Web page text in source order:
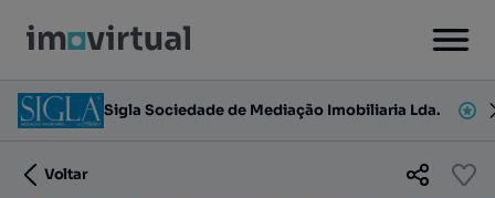
Sigla Sociedade de Mediação Imobiliaria Lda.
Voltar